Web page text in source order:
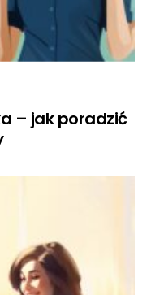
– jak poradzić